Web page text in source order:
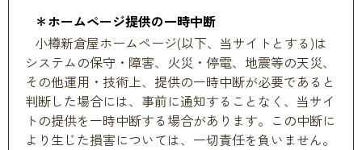
＊ホームページ提供の一時中断
小樽新倉屋ホームページ(以下、当サイトとする)は
システムの保守・障害、火災・停電、地震等の天災、
その他運用・技術上、提供の一時中断が必要であると
判断した場合には、事前に通知することなく、当サイ
トの提供を一時中断する場合があります。この中断に
より生じた損害については、一切責任を負いません。